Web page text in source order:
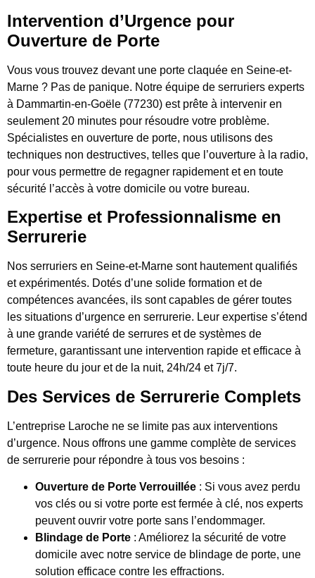
Intervention d’Urgence pour
Ouverture de Porte
Vous vous trouvez devant une porte claquée en Seine-et-
Marne ? Pas de panique. Notre équipe de serruriers experts
à Dammartin-en-Goële (77230) est prête à intervenir en
seulement 20 minutes pour résoudre votre problème.
Spécialistes en ouverture de porte, nous utilisons des
techniques non destructives, telles que l’ouverture à la radio,
pour vous permettre de regagner rapidement et en toute
sécurité l’accès à votre domicile ou votre bureau.
Expertise et Professionnalisme en
Serrurerie
Nos serruriers en Seine-et-Marne sont hautement qualifiés
et expérimentés. Dotés d’une solide formation et de
compétences avancées, ils sont capables de gérer toutes
les situations d’urgence en serrurerie. Leur expertise s’étend
à une grande variété de serrures et de systèmes de
fermeture, garantissant une intervention rapide et efficace à
toute heure du jour et de la nuit, 24h/24 et 7j/7.
Des Services de Serrurerie Complets
L’entreprise Laroche ne se limite pas aux interventions
d’urgence. Nous offrons une gamme complète de services
de serrurerie pour répondre à tous vos besoins :
Ouverture de Porte Verrouillée : Si vous avez perdu
vos clés ou si votre porte est fermée à clé, nos experts
peuvent ouvrir votre porte sans l’endommager.
Blindage de Porte : Améliorez la sécurité de votre
domicile avec notre service de blindage de porte, une
solution efficace contre les effractions.